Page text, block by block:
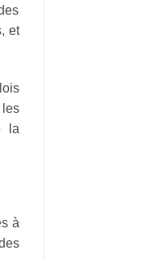
et
la
à